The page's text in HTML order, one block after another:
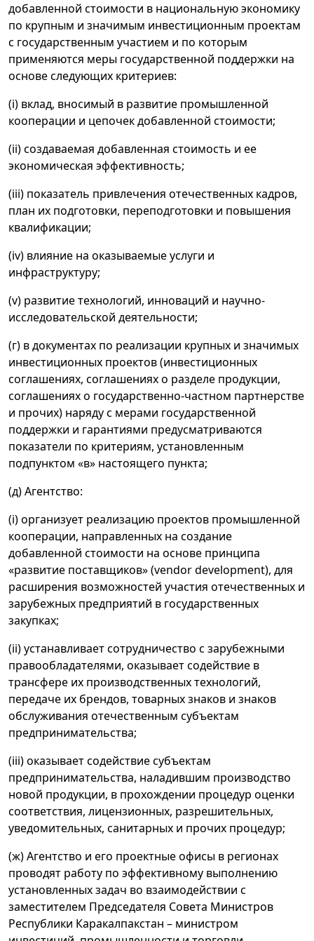
добавленной стоимости в национальную экономику
по крупным и значимым инвестиционным проектам
с государственным участием и по которым
применяются меры государственной поддержки на
основе следующих критериев:
(i) вклад, вносимый в развитие промышленной
кооперации и цепочек добавленной стоимости;
(ii) создаваемая добавленная стоимость и ее
экономическая эффективность;
(iii) показатель привлечения отечественных кадров,
план их подготовки, переподготовки и повышения
квалификации;
(iv) влияние на оказываемые услуги и
инфраструктуру;
(v) развитие технологий, инноваций и научно-
исследовательской деятельности;
(г) в документах по реализации крупных и значимых
инвестиционных проектов (инвестиционных
соглашениях, соглашениях о разделе продукции,
соглашениях о государственно-частном партнерстве
и прочих) наряду с мерами государственной
поддержки и гарантиями предусматриваются
показатели по критериям, установленным
подпунктом «в» настоящего пункта;
(д) Агентство:
(i) организует реализацию проектов промышленной
кооперации, направленных на создание
добавленной стоимости на основе принципа
«развитие поставщиков» (vendor development), для
расширения возможностей участия отечественных и
зарубежных предприятий в государственных
закупках;
(ii) устанавливает сотрудничество с зарубежными
правообладателями, оказывает содействие в
трансфере их производственных технологий,
передаче их брендов, товарных знаков и знаков
обслуживания отечественным субъектам
предпринимательства;
(iii) оказывает содействие субъектам
предпринимательства, наладившим производство
новой продукции, в прохождении процедур оценки
соответствия, лицензионных, разрешительных,
уведомительных, санитарных и прочих процедур;
(ж) Агентство и его проектные офисы в регионах
проводят работу по эффективному выполнению
установленных задач во взаимодействии с
заместителем Председателя Совета Министров
Республики Каракалпакстан – министром